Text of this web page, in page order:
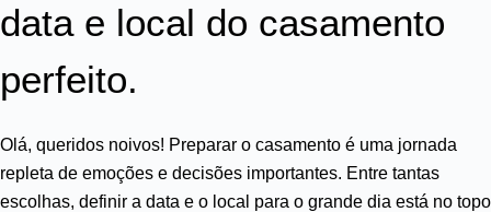
data e local do casamento
perfeito.
Olá, queridos noivos! Preparar o casamento é uma jornada
repleta de emoções e decisões importantes. Entre tantas
escolhas, definir a data e o local para o grande dia está no topo